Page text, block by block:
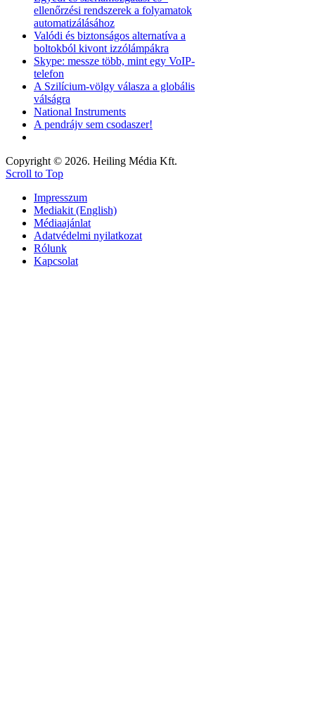
ellenőrzési rendszerek a folyamatok
automatizálásához
Valódi és biztonságos alternatíva a
boltokból kivont izzólámpákra
Skype: messze több, mint egy VoIP-
telefon
A Szilícium-völgy válasza a globális
válságra
National Instruments
A pendrájv sem csodaszer!
Copyright © 2026. Heiling Média Kft.
Scroll to Top
Impresszum
Mediakit (English)
Médiaajánlat
Adatvédelmi nyilatkozat
Rólunk
Kapcsolat